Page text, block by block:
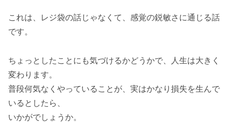
これは、レジ袋の話じゃなくて、感覚の鋭敏さに通じる話
です。
ちょっとしたことにも気づけるかどうかで、人生は大きく
変わります。
普段何気なくやっていることが、実はかなり損失を生んで
いるとしたら、
いかがでしょうか。